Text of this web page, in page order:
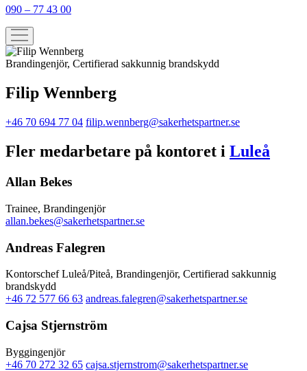
090 – 77 43 00
Brandingenjör, Certifierad sakkunnig brandskydd
Filip Wennberg
+46 70 694 77 04 filip.wennberg@sakerhetspartner.se
Fler medarbetare på kontoret i Luleå
Allan Bekes
Trainee, Brandingenjör
allan.bekes@sakerhetspartner.se
Andreas Falegren
Kontorschef Luleå/Piteå, Brandingenjör, Certifierad sakkunnig
brandskydd
+46 72 577 66 63 andreas.falegren@sakerhetspartner.se
Cajsa Stjernström
Byggingenjör
+46 70 272 32 65 cajsa.stjernstrom@sakerhetspartner.se